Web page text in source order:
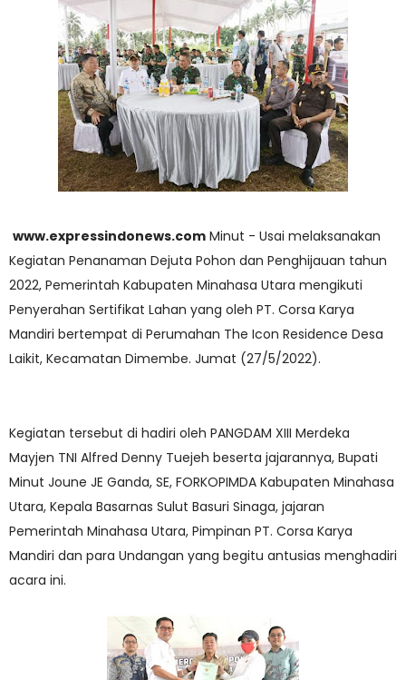
www.expressindonews.com Minut - Usai melaksanakan
Kegiatan Penanaman Dejuta Pohon dan Penghijauan tahun
2022, Pemerintah Kabupaten Minahasa Utara mengikuti
Penyerahan Sertifikat Lahan yang oleh PT. Corsa Karya
Mandiri bertempat di Perumahan The Icon Residence Desa
Laikit, Kecamatan Dimembe. Jumat (27/5/2022).
Kegiatan tersebut di hadiri oleh PANGDAM XIII Merdeka
Mayjen TNI Alfred Denny Tuejeh beserta jajarannya, Bupati
Minut Joune JE Ganda, SE, FORKOPIMDA Kabupaten Minahasa
Utara, Kepala Basarnas Sulut Basuri Sinaga, jajaran
Pemerintah Minahasa Utara, Pimpinan PT. Corsa Karya
Mandiri dan para Undangan yang begitu antusias menghadiri
acara ini.